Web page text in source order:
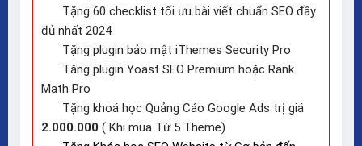
Tặng 60 checklist tối ưu bài viết chuẩn SEO đầy
đủ nhất 2024
Tặng plugin bảo mật iThemes Security Pro
Tăng plugin Yoast SEO Premium hoặc Rank
Math Pro
Tặng khoá học Quảng Cáo Google Ads trị giá
2.000.000 ( Khi mua Từ 5 Theme)